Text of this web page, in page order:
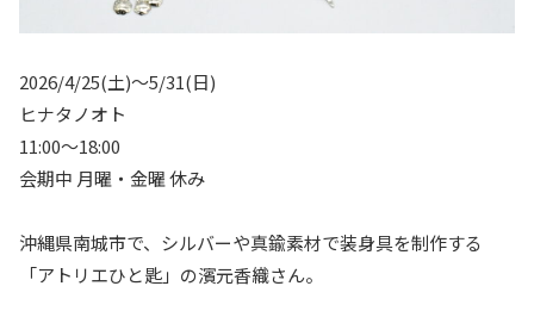
2026/4/25(土)〜5/31(日)
ヒナタノオト
11:00～18:00
会期中 月曜・金曜 休み
沖縄県南城市で、シルバーや真鍮素材で装身具を制作する
「アトリエひと匙」の濱元香織さん。